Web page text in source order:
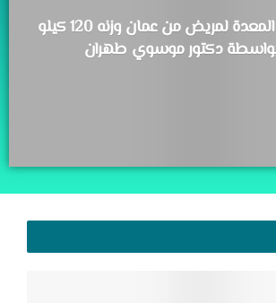
عملية تكميم المعدة لمريض من عمان وزنه 120 كيلو
دكتور موسوي طهران